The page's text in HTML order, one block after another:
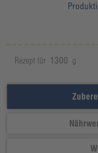
Rezept für 1300 g